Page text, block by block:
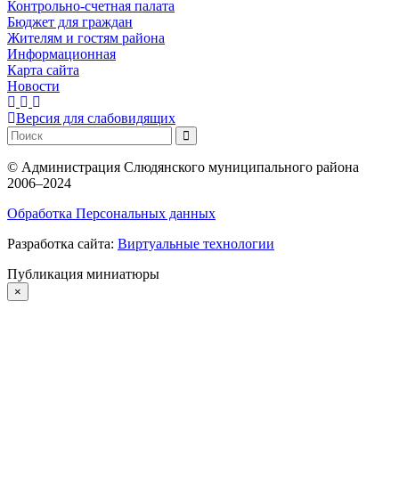
Контрольно-счетная палата
Бюджет для граждан
Жителям и гостям района
Информационная
Карта сайта
Новости
Версия для слабовидящих
© Администрация Слюдянского муниципального района
2006–2024
Обработка Персональных данных
Разработка сайта: Виртуальные технологии
Публикация миниатюры
×